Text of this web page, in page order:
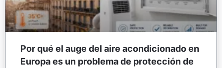
Por qué el auge del aire acondicionado en
Europa es un problema de protección de